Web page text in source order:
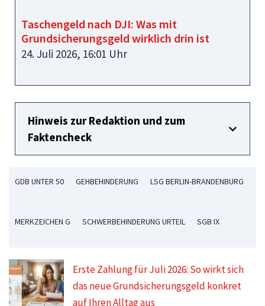
Taschengeld nach DJI: Was mit
Grundsicherungsgeld wirklich drin ist
24. Juli 2026, 16:01 Uhr
Hinweis zur Redaktion und zum
Faktencheck
GDB UNTER 50 GEHBEHINDERUNG LSG BERLIN-BRANDENBURG
MERKZEICHEN G SCHWERBEHINDERUNG URTEIL SGB IX
Erste Zahlung für Juli 2026: So wirkt sich
das neue Grundsicherungsgeld konkret
auf Ihren Alltag aus